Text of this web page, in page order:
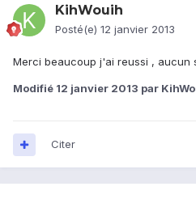
KihWouih
Posté(e) 12 janvier 2013
Merci beaucoup j'ai reussi , aucun
Modifié 12 janvier 2013 par
Citer